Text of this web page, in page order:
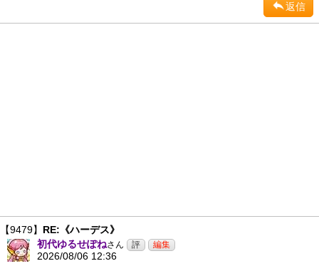
返信
【9479】 RE:《ハーデス》
初代ゆるせぽねさん
2026/08/06 12:36